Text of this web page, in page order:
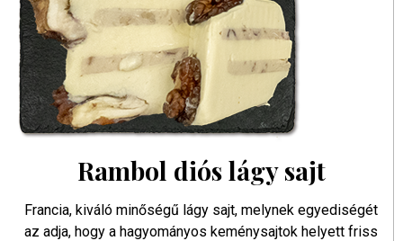
Rambol diós lágy sajt
Francia, kiváló minőségű lágy sajt, melynek egyediségét
az adja, hogy a hagyományos keménysajtok helyett friss